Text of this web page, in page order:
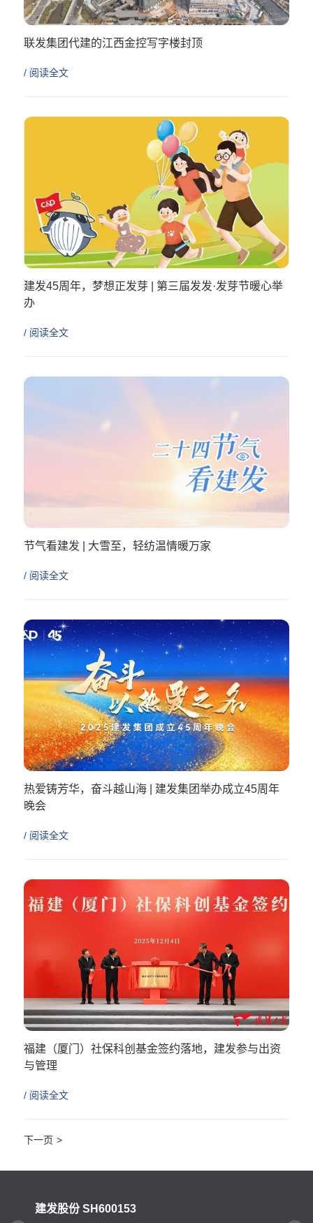
联发集团代建的江西金控写字楼封顶
/ 阅读全文
建发45周年，梦想正发芽 | 第三届发发·发芽节暖心举
办
/ 阅读全文
节气看建发 | 大雪至，轻纺温情暖万家
/ 阅读全文
热爱铸芳华，奋斗越山海 | 建发集团举办成立45周年
晚会
/ 阅读全文
福建（厦门）社保科创基金签约落地，建发参与出资
与管理
/ 阅读全文
>
建发股份 SH600153